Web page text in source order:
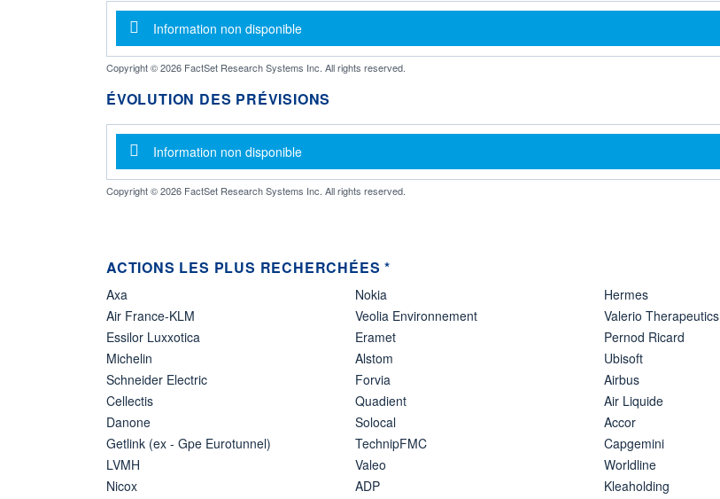
Message d'information
Information non disponible
Copyright © 2026 FactSet Research Systems Inc. All rights reserved.
ÉVOLUTION DES PRÉVISIONS
Message d'information
Information non disponible
Copyright © 2026 FactSet Research Systems Inc. All rights reserved.
ACTIONS LES PLUS RECHERCHÉES *
Axa
Air France-KLM
Essilor Luxxotica
Michelin
Schneider Electric
Cellectis
Danone
Getlink (ex - Gpe Eurotunnel)
LVMH
Nicox
Nokia
Veolia Environnement
Eramet
Alstom
Forvia
Quadient
Solocal
TechnipFMC
Valeo
ADP
Hermes
Valerio Therapeutics
Pernod Ricard
Ubisoft
Airbus
Air Liquide
Accor
Capgemini
Worldline
Kleaholding